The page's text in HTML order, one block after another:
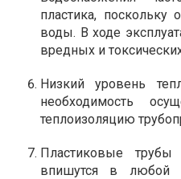
пластика,
воды. В ходе
вредных и
Низкий уровень
необходимость
теплоизоляцию
Пластиковые трубы
впишутся в любой